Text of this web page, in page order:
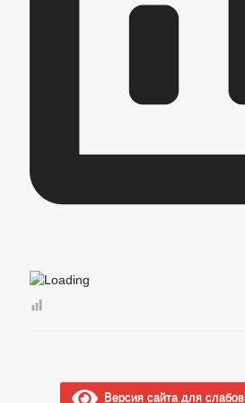
Версия сайта для